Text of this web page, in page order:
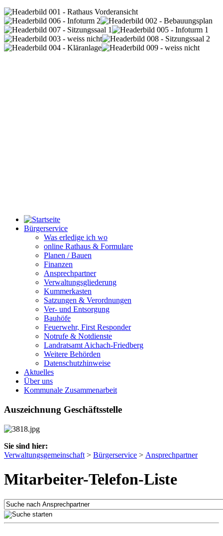
Bürgerservice
Was erledige ich wo
online Rathaus & Formulare
Planen / Bauen
Finanzen
Ansprechpartner
Verwaltungsgliederung
Kummerkasten
Satzungen & Verordnungen
Ver- und Entsorgung
Bauhöfe
Feuerwehr, First Responder
Notrufe & Notdienste
Landratsamt Aichach-Friedberg
Weitere Behörden
Datenschutzhinweise
Aktuelles
Über uns
Kommunale Zusammenarbeit
Auszeichnung Geschäftsstelle
Sie sind hier:
Verwaltungsgemeinschaft > Bürgerservice > Ansprechpartner
Mitarbeiter-Telefon-Liste